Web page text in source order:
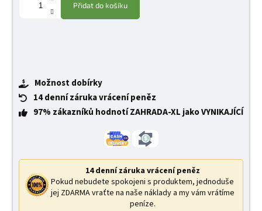
Přidat do košíku
Možnost dobírky
14 denní záruka vrácení peněz
97% zákazníků hodnotí ZAHRADA-XL jako VYNIKAJÍCÍ
14 denní záruka vrácení peněz
Pokud nebudete spokojeni s produktem, jednoduše
jej ZDARMA vraťte na naše náklady a my vám vrátíme
peníze.